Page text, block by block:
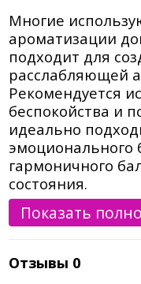
Многие
ароматизации
подходит для
расслабляющей
Рекомендуется
беспокойства и
идеально
эмоционального
гармоничного
состояния.
Показать
Отзывы 0